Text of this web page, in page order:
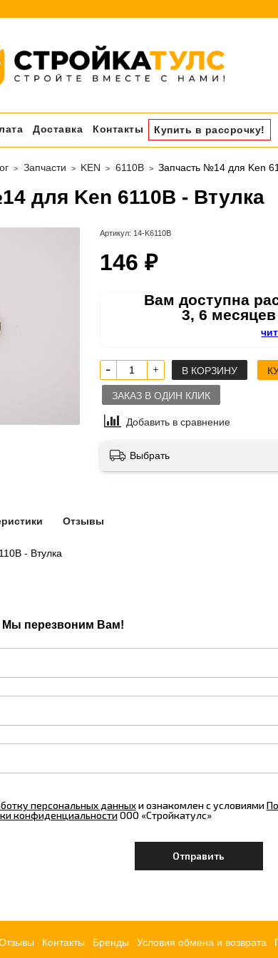
Доставка Контакты Купить в рассрочку!
Запчасти KEN 6110B Запчасть №14 для Ken
для Ken 6110B - Втулка
Артикул: 14-K6110B
146 ₽
Вам доступна
3, 6
В КОРЗИНУ
ЗАКАЗ В ОДИН КЛИК
Добавить в сравнение
Выбрать
- Втулка
Отзывы
перезвоним Вам!
персональных данныхи ознакомлен с условиями
конфиденциальностиООО «Стройкатулс»
Контакты Бренды Условия обмена и возврата